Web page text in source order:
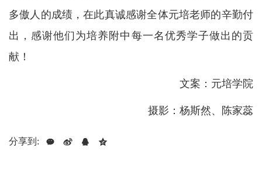
多傲人的成绩，在此真诚感谢全体元培老师的辛勤付
出，感谢他们为培养附中每一名优秀学子做出的贡
献！
文案：元培学院
摄影：杨斯然、陈家蕊
分享到: